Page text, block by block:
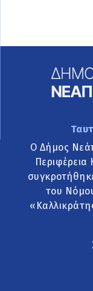
Ο Δήμος
Περιφέρεια
του